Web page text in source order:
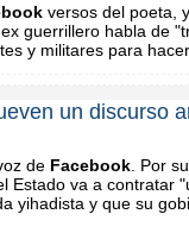
versos del poeta,
guerrillero habla de
y militares para
un discurso
de Facebook . Por
Estado va a contratar
yihadista y que su